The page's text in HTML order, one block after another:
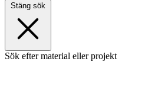
Stäng sök
Sök efter material eller projekt